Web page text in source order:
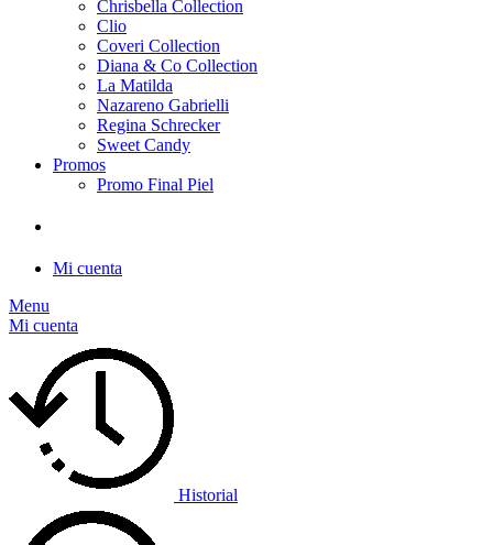
Chrisbella Collection
Clio
Coveri Collection
Diana & Co Collection
La Matilda
Nazareno Gabrielli
Regina Schrecker
Sweet Candy
Promos
Promo Final Piel
Mi cuenta
Menu
Mi cuenta
Historial